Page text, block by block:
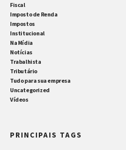
Fiscal
Imposto de Renda
Impostos
Institucional
Na Mídia
Notícias
Trabalhista
Tributário
Tudo para sua empresa
Uncategorized
Vídeos
PRINCIPAIS TAGS